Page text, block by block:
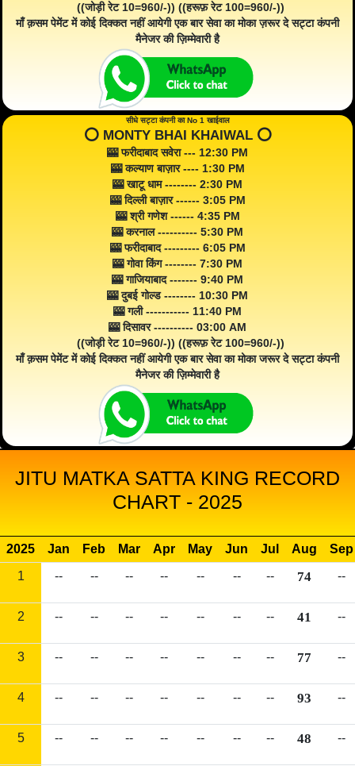
((जोड़ी रेट 10=960/-)) ((हरूफ़ रेट 100=960/-))
माँ क़सम पेमेंट में कोई दिक्कत नहीं आयेगी एक बार सेवा का मोका ज़रूर दे सट्टा कंपनी
मैनेजर की ज़िम्मेवारी है
सीधे सट्टा कंपनी का No 1 खाईवाल
⭕️ MONTY BHAI KHAIWAL ⭕️
🎰 फरीदाबाद सवेरा --- 12:30 PM
🎰 कल्याण बाज़ार ---- 1:30 PM
🎰 खाटू धाम -------- 2:30 PM
🎰 दिल्ली बाज़ार ------ 3:05 PM
🎰 श्री गणेश ------ 4:35 PM
🎰 करनाल ---------- 5:30 PM
🎰 फरीदाबाद --------- 6:05 PM
🎰 गोवा किंग -------- 7:30 PM
🎰 गाजियाबाद ------- 9:40 PM
🎰 दुबई गोल्ड -------- 10:30 PM
🎰 गली ----------- 11:40 PM
🎰 दिसावर ---------- 03:00 AM
((जोड़ी रेट 10=960/-)) ((हरूफ़ रेट 100=960/-))
माँ क़सम पेमेंट में कोई दिक्कत नहीं आयेगी एक बार सेवा का मोका जरूर दे सट्टा कंपनी
मैनेजर की ज़िम्मेवारी है
JITU MATKA SATTA KING RECORD
CHART - 2025
2025 Jan Feb Mar Apr May Jun Jul Aug
Sep
1
-- -- -- -- -- -- -- 74 --
2 -- -- -- -- -- -- -- 41 --
3 -- -- -- -- -- -- -- 77 --
4 -- -- -- -- -- -- -- 93 --
5 -- -- -- -- -- -- -- 48 --